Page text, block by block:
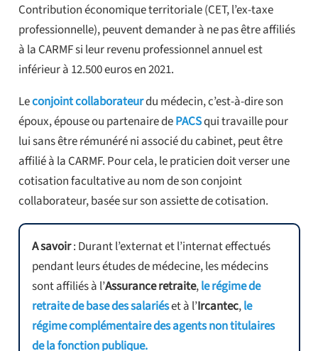
Contribution économique territoriale (CET, l’ex-taxe
professionnelle), peuvent demander à ne pas être affiliés
à la CARMF si leur revenu professionnel annuel est
inférieur à 12.500 euros en 2021.
Leconjoint collaborateurdu médecin, c’est-à-dire son
époux, épouse ou partenaire dePACSqui travaille pour
lui sans être rémunéré ni associé du cabinet, peut être
affilié à la CARMF. Pour cela, le praticien doit verser une
cotisation facultative au nom de son conjoint
collaborateur, basée sur son assiette de cotisation.
A savoir: Durant l’externat et l’internat effectués
pendant leurs études de médecine, les médecins
sont affiliés à l’Assurance retraite,le régime de
retraite de base des salariéset à l’Ircantec,le
régime complémentaire des agents non titulaires
de la fonction publique.